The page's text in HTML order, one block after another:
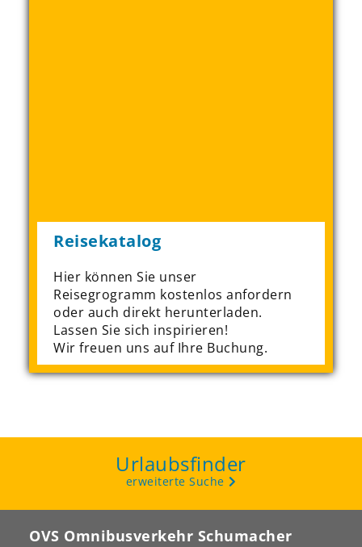
Reisekatalog
Hier können Sie unser
Reisegrogramm kostenlos anfordern
oder auch direkt herunterladen.
Lassen Sie sich inspirieren!
Wir freuen uns auf Ihre Buchung.
Urlaubsfinder
erweiterte Suche
OVS Omnibusverkehr Schumacher